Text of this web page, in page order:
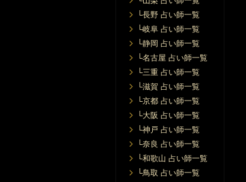
└長野 占い師一覧
└岐阜 占い師一覧
└静岡 占い師一覧
└名古屋 占い師一覧
└三重 占い師一覧
└滋賀 占い師一覧
└京都 占い師一覧
└大阪 占い師一覧
└神戸 占い師一覧
└奈良 占い師一覧
└和歌山 占い師一覧
└鳥取 占い師一覧